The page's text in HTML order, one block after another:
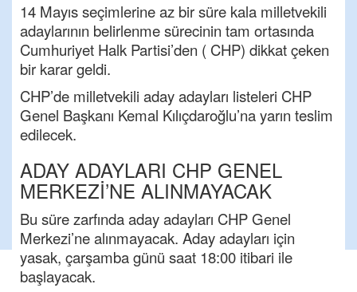
14 Mayıs seçimlerine az bir süre kala milletvekili
adaylarının belirlenme sürecinin tam ortasında
Cumhuriyet Halk Partisi’den ( CHP) dikkat çeken
bir karar geldi.
CHP’de milletvekili aday adayları listeleri CHP
Genel Başkanı Kemal Kılıçdaroğlu’na yarın teslim
edilecek.
ADAY ADAYLARI CHP GENEL
MERKEZİ’NE ALINMAYACAK
Bu süre zarfında aday adayları CHP Genel
Merkezi’ne alınmayacak. Aday adayları için
yasak, çarşamba günü saat 18:00 itibari ile
başlayacak.